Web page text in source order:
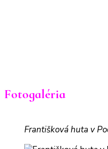
Fotogaléria
Františková huta v